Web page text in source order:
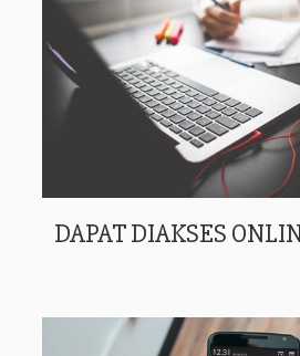
DAPAT DIAKSES